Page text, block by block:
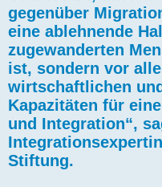
gegenüber
eine ablehnende
zugewanderten
ist, sondern vor
wirtschaftlichen
Kapazitäten für
und Integration“,
Stiftung.